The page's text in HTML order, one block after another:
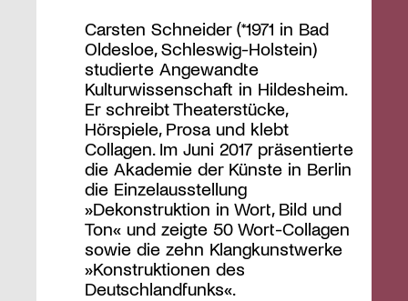
Carsten Schneider (*1971 in Bad
Oldesloe, Schleswig-Holstein)
studierte Angewandte
Kulturwissenschaft in Hildesheim.
Er schreibt Theaterstücke,
Hörspiele, Prosa und klebt
Collagen. Im Juni 2017 präsentierte
die Akademie der Künste in Berlin
die Einzelausstellung
»Dekonstruktion in Wort, Bild und
Ton« und zeigte 50 Wort-Collagen
sowie die zehn Klangkunstwerke
»Konstruktionen des
Deutschlandfunks«.